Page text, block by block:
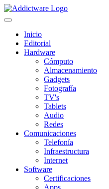
Inicio
Editorial
Hardware
Cómputo
Almacenamiento
Gadgets
Fotografía
TV's
Tablets
Audio
Redes
Comunicaciones
Telefonía
Infraestructura
Internet
Software
Certificaciones
Apps